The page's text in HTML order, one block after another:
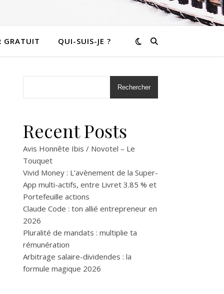
GRATUIT QUI-SUIS-JE ?
Rechercher
Recent Posts
Avis Honnête Ibis / Novotel – Le
Touquet
Vivid Money : L’avènement de la Super-
App multi-actifs, entre Livret 3.85 % et
Portefeuille actions
Claude Code : ton allié entrepreneur en
2026
Pluralité de mandats : multiplie ta
rémunération
Arbitrage salaire-dividendes : la
formule magique 2026